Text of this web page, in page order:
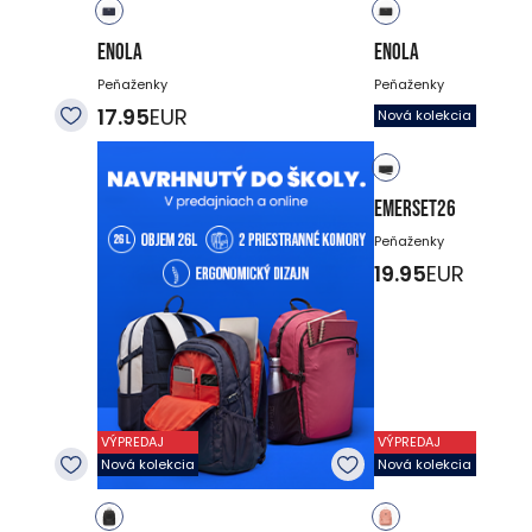
ENOLA
Peňaženky
17.95EUR
ENOLA
Peňaženky
17.95EUR
Nová kolekcia
EMERSET26
Peňaženky
19.95EUR
VÝPREDAJ
Nová kolekcia
VÝPREDAJ
Nová kolekcia